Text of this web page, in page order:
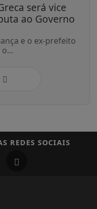
será vice
ao Governo
e o ex-prefeito
REDES SOCIAIS